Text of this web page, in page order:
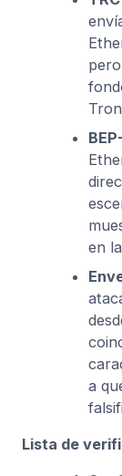
en
a
Lista de